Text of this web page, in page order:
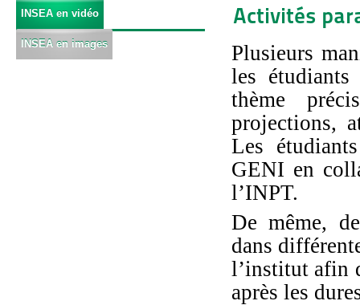
INSEA en vidéo
INSEA en images
Activités
Plusieurs
les
thème
projections,
Les
GENI en
l’INPT.
De même,
dans
l’institut afin
après les